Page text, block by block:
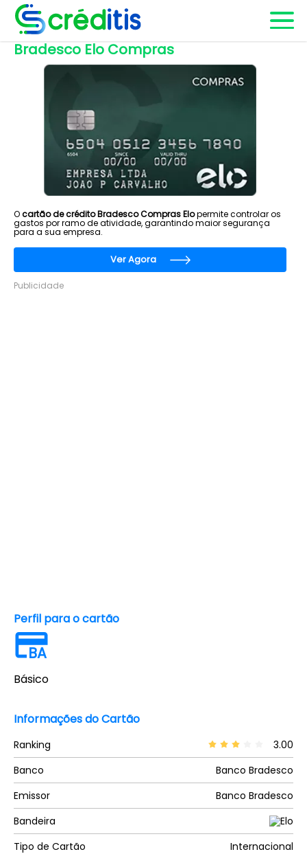
Bradesco Elo Compras
Ocartão de crédito Bradesco Compras Elopermite controlar os
gastos por ramo de atividade, garantindo maior segurança
para a sua empresa.
Ver Agora
Publicidade
Perfil para o cartão
BA
Básico
Informações do Cartão
Ranking
3.00
Banco
Banco Bradesco
Emissor
Banco Bradesco
Bandeira
Tipo de Cartão
Internacional